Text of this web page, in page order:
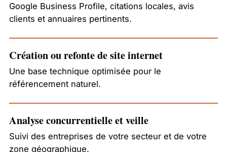
Google Business Profile, citations locales, avis
clients et annuaires pertinents.
Création ou refonte de site internet
Une base technique optimisée pour le
référencement naturel.
Analyse concurrentielle et veille
Suivi des entreprises de votre secteur et de votre
zone géographique.